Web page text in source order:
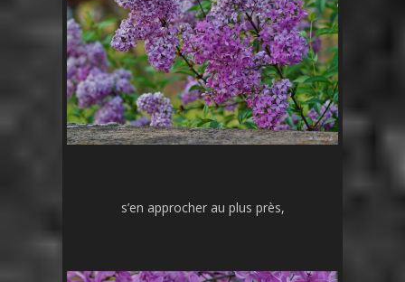
s’en approcher au plus près,